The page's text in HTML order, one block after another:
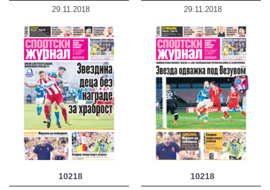
29.11.2018
10218
29.11.2018
10218